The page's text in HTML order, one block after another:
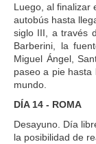
Luego, al finalizar
autobús hasta
siglo III, a través
Barberini, la
Miguel Ángel,
paseo a pie
mundo.
DÍA 14 - ROMA
Desayuno. Día
la posibilidad de